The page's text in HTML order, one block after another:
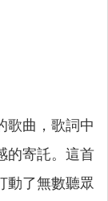
歌曲，歌詞中
的寄託。這首
動了無數聽眾